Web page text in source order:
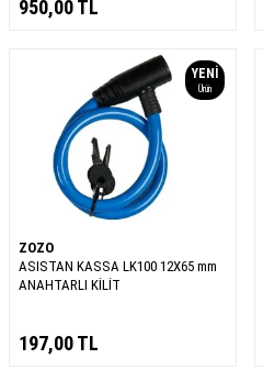
950,00TL
YENI
Ürün
ZOZO
ASISTAN KASSA LK100 12X65 mm
ANAHTARLI KİLİT
197,00TL